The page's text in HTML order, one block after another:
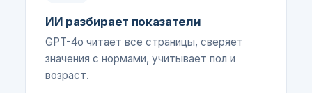
ИИ разбирает показатели
GPT-4o читает все страницы, сверяет
значения с нормами, учитывает пол и
возраст.